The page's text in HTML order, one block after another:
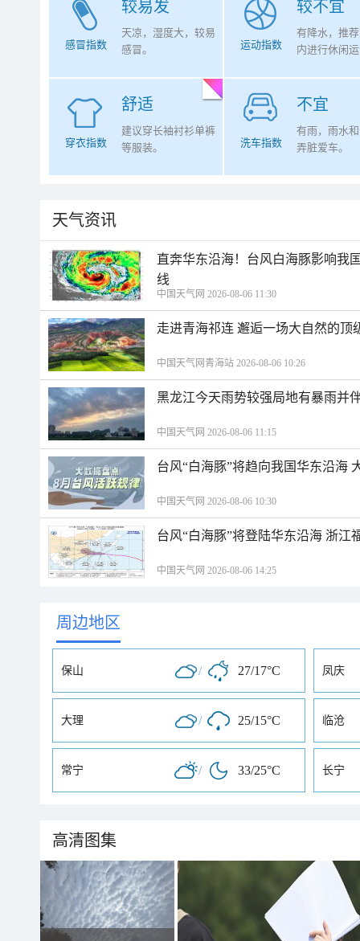
较易发
感冒指数
天凉，湿度大，较易
感冒。
较不宜
运动指数
有降水，推
内进行休闲
舒适
穿衣指数
建议穿长袖衬衫单裤
等服装。
不宜
洗车指数
有雨，雨水
弄脏爱车。
天气资讯
直奔华东沿海！台风白海豚影响我
线
中国天气网 2026-08-06 11:30
走进青海祁连 邂逅一场大自然的顶
中国天气网青海站 2026-08-06 10:26
黑龙江今天雨势较强局地有暴雨并
中国天气网 2026-08-06 11:15
台风“白海豚”将趋向我国华东沿海
中国天气网 2026-08-06 10:30
台风“白海
中国天气网 2026-08-06 14:25
周边地区
保山 / 27/17°C 凤庆
大理 / 25/15°C 临沧
常宁 / 33/25°C 长宁
高清图集